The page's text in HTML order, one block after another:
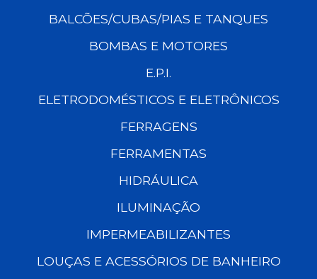
BALCÕES/CUBAS/PIAS E TANQUES
BOMBAS E MOTORES
E.P.I.
ELETRODOMÉSTICOS E ELETRÔNICOS
FERRAGENS
FERRAMENTAS
HIDRÁULICA
ILUMINAÇÃO
IMPERMEABILIZANTES
LOUÇAS E ACESSÓRIOS DE BANHEIRO